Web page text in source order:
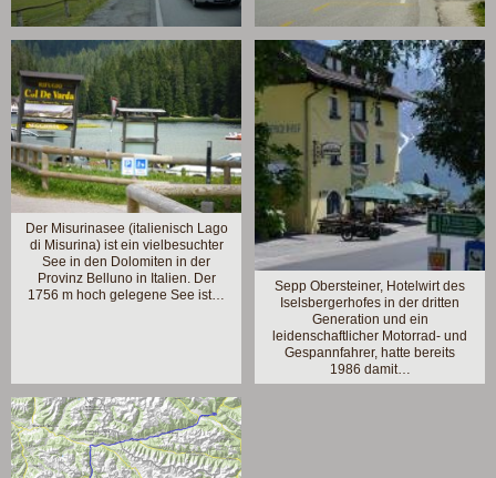
Der Misurinasee (italienisch Lago
di Misurina) ist ein vielbesuchter
See in den Dolomiten in der
Provinz Belluno in Italien. Der
1756 m hoch gelegene See ist…
Sepp Obersteiner, Hotelwirt des
Iselsbergerhofes in der dritten
Generation und ein
leidenschaftlicher Motorrad- und
Gespannfahrer, hatte bereits
1986 damit…